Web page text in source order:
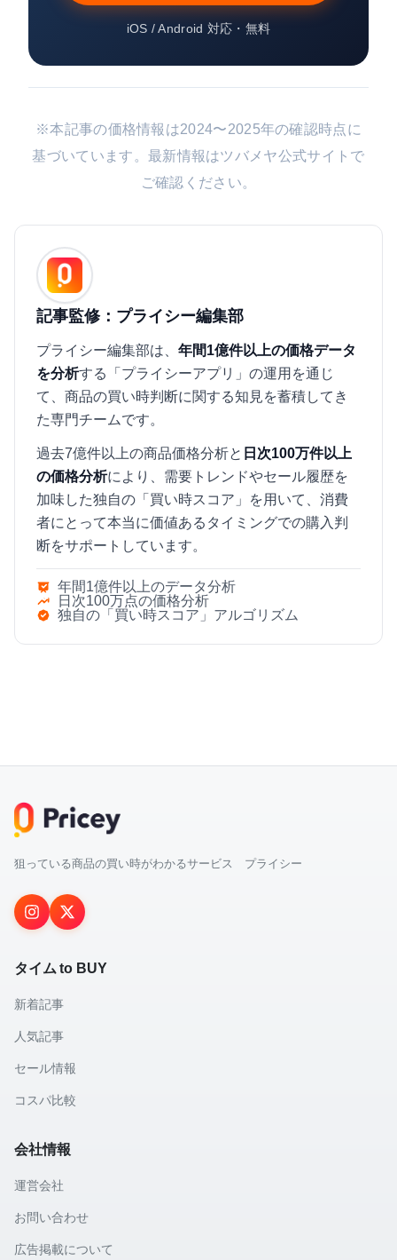
iOS / Android 対応・無料
※本記事の価格情報は2024〜2025年の確認時点に
基づいています。最新情報はツバメヤ公式サイト で
ご確認ください。
記事監修：プライシー編集部
プライシー編集部は、 年間1億件以上の価格データ
を分析する「プライシーアプリ」の運用を通じ
て、商品の買い時判断に関する知見を蓄積してき
た専門チームです。
過去7億件以上の商品価格分析と 日次100万件以上
の価格分析により、需要トレンドやセール履歴を
加味した独自の「買い時スコア」を用いて、消費
者にとって本当に価値あるタイミングでの購入判
断をサポートしています。
年間1億件以上のデータ分析
日次100万点の価格分析
独自の「買い時スコア」アルゴリズム
狙っている商品の買い時がわかるサービス プライシー
タイム to BUY
新着記事
人気記事
セール情報
コスパ比較
会社情報
運営会社
お問い合わせ
広告掲載について